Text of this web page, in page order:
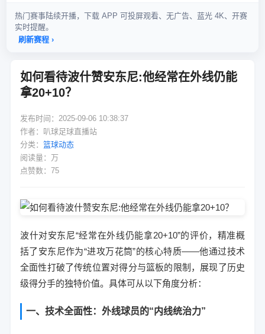
如何看待波什赞安东尼:他经常在外线仍能
拿20+10？
发布时间：2025-09-06 10:38:37
作者：叭球足球直播站
分类： 篮球动态
阅读量： 万
点赞数：75
波什对安东尼“经常在外线仍能拿20+10”的评价，精准概
括了安东尼作为“进攻万花筒”的核心特质——他通过技术
全面性打破了传统位置对得分与篮板的限制，展现了历史
级得分手的独特价值。具体可从以下角度分析：
一、技术全面性：外线球员的“内线统治力”